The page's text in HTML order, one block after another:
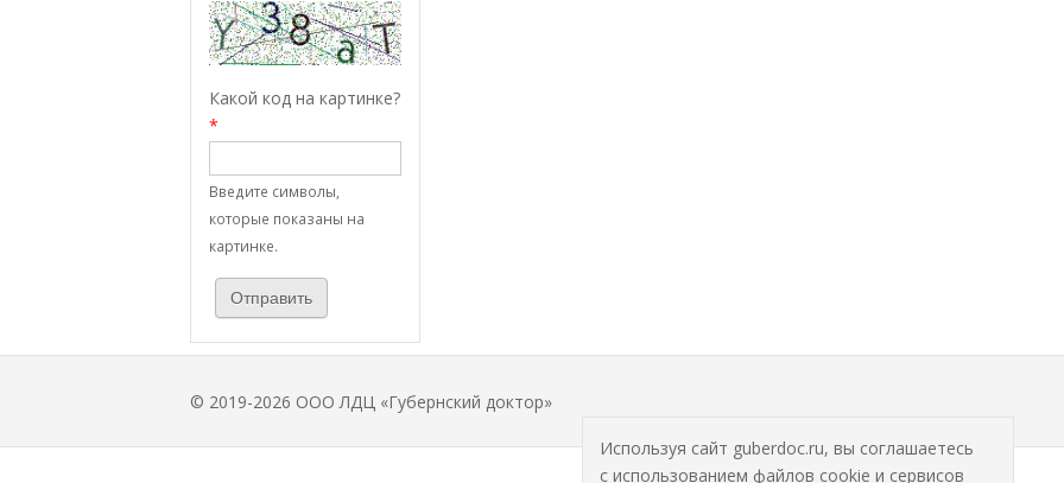
Какой код на картинке?
*
Введите символы,
которые показаны на
картинке.
© 2019-2026 ООО ЛДЦ «Губернский доктор»
Используя сайт guberdoc.ru, вы соглашаетесь
с использованием файлов cookie и сервисов